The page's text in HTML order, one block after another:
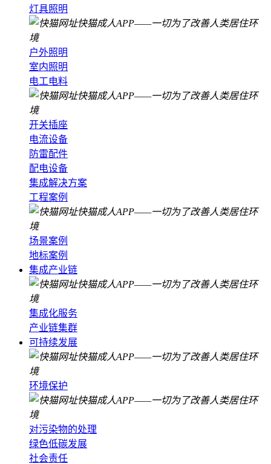
灯具照明
户外照明
室内照明
电工电料
开关插座
电流设备
防雷配件
配电设备
集成解决方案
工程案例
场景案例
地标案例
集成产业链
集成化服务
产业链集群
可持续发展
环境保护
对污染物的处理
绿色低碳发展
社会责任